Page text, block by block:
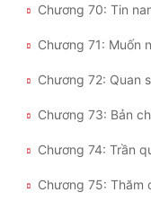
Chương 70: Tin
Chương 71: Muốn
Chương 72: Quan
Chương 73: Bản
Chương 74: Trần
Chương 75: Thăm